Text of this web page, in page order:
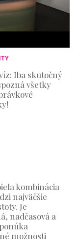
Iba skutočný
všetky
kombinácia
najväčšie
Je
nadčasová a
možnosti